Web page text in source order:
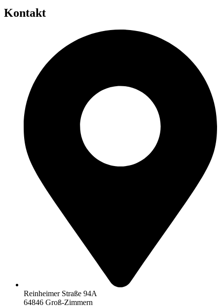
Kontakt
Reinheimer Straße 94A
64846 Groß-Zimmern